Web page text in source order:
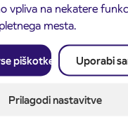
vpliva na nekatere
mesta.
piškotke Uporabi
Prilagodi nastavitve
3. 8. 2026
Obvestilo o popolni
ČEŠNJEVEK –